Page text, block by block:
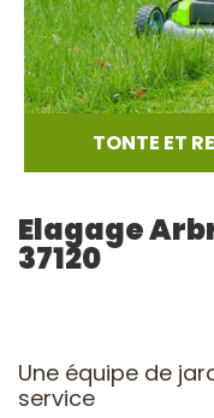
TONTE ET
Elagage
37120
Une équipe de
service